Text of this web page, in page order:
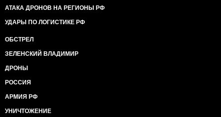
АТАКА ДРОНОВ НА РЕГИОНЫ РФ
УДАРЫ ПО ЛОГИСТИКЕ РФ
ОБСТРЕЛ
ЗЕЛЕНСКИЙ ВЛАДИМИР
ДРОНЫ
РОССИЯ
АРМИЯ РФ
УНИЧТОЖЕНИЕ